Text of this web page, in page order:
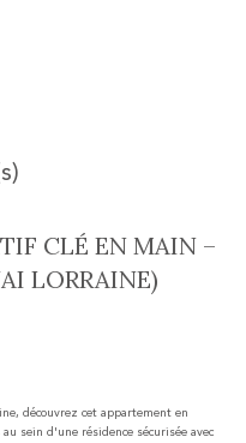
CLÉ EN MAIN –
LORRAINE)
découvrez cet appartement en
sein d'une résidence sécurisée avec